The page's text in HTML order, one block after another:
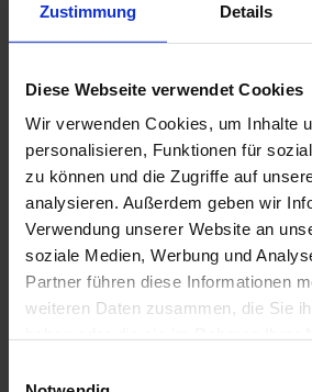
Zustimmung Details
Diese Webseite verwendet Cookies
Wir verwenden Cookies, um Inhalte
personalisieren, Funktionen für
zu können und die Zugriffe auf
analysieren. Außerdem geben wir
Verwendung unserer Website an
soziale Medien, Werbung und
Partner führen diese Informationen
weiteren Daten zusammen, die Sie
Auswirkungen von Geld
Steuern
Sie sollten sich auch darüber
das Verleihen eines
Auswirkungen auf Ihre Steuern
Deutschland gelten
Einkünfte und müssen